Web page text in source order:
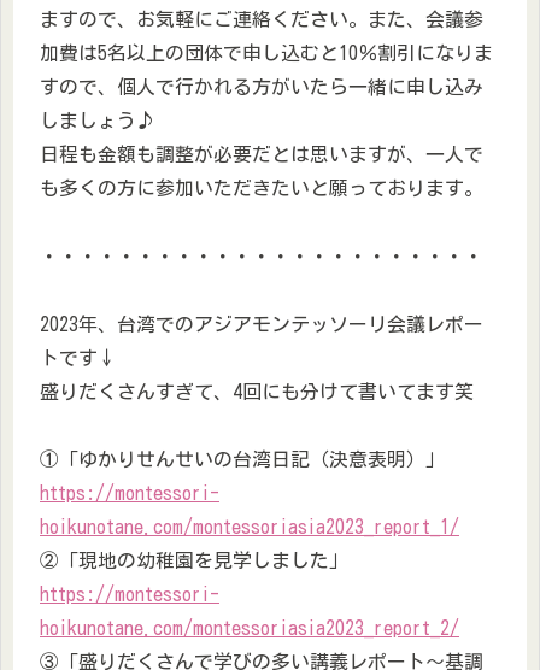
ますので、お気軽にご連絡ください。また、会議参
加費は5名以上の団体で申し込むと10％割引になりま
すので、個人で行かれる方がいたら一緒に申し込み
しましょう♪
日程も金額も調整が必要だとは思いますが、一人で
も多くの方に参加いただきたいと願っております。
・・・・・・・・・・・・・・・・・・・・・・・
2023年、台湾でのアジアモンテッソーリ会議レポー
トです↓
盛りだくさんすぎて、4回にも分けて書いてます笑
①「ゆかりせんせいの台湾日記（決意表明）」
https://montessori-
hoikunotane.com/montessoriasia2023_report_1/
②「現地の幼稚園を見学しました」
https://montessori-
hoikunotane.com/montessoriasia2023_report_2/
③「盛りだくさんで学びの多い講義レポート～基調